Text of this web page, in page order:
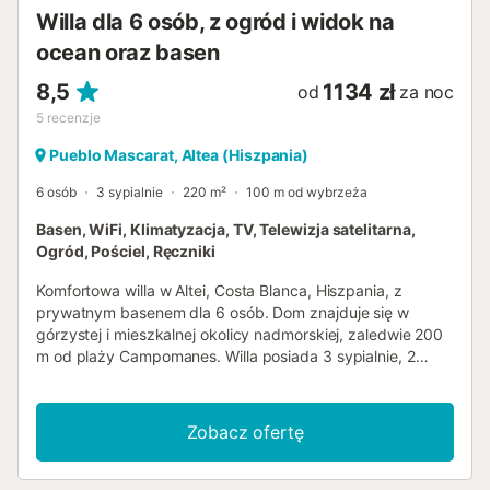
powietrzu i jadalnia na świeżym powietrzu prywatne
zadaszone miejsce pa...
Willa dla 6 osób, z ogród i widok na
ocean oraz basen
8,5
5 recenzje
od 1134 zł za noc
Pueblo Mascarat, Altea (Hiszpania)
6 osób 3 sypialnie 220 m² 100 m od wybrzeża
Basen, WiFi, Klimatyzacja, TV, Telewizja satelitarna,
Ogród, Pościel, Ręczniki
Komfortowa willa w Altei, Costa Blanca, Hiszpania, z
prywatnym basenem dla 6 osób. Dom znajduje się w
górzystej i mieszkalnej okolicy nadmorskiej, zaledwie 200
m od plaży Campomanes. Willa posiada 3 sypialnie, 2
poziomach. Obiekt oferuje prywatność, ogród z drzewami,
piękny basen, wspaniałe widoki na zatokę i morze oraz
urokliwe widoki na port. Jej komfort oraz bliskość do
plaży, obszarów handlowych, aktywności sportowych i
Zobacz ofertę